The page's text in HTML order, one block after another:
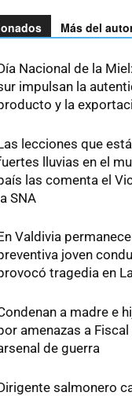
Más del
Nacional de la
impulsan la
y la
lecciones que
lluvias en el
las comenta el
SNA
Valdivia
joven
tragedia en
a madre e
amenazas a
de guerra
salmonero